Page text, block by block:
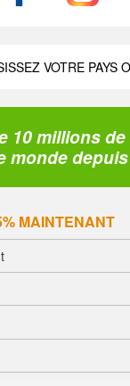
VOTRE PAYS
10 millions
monde
MAINTENANT